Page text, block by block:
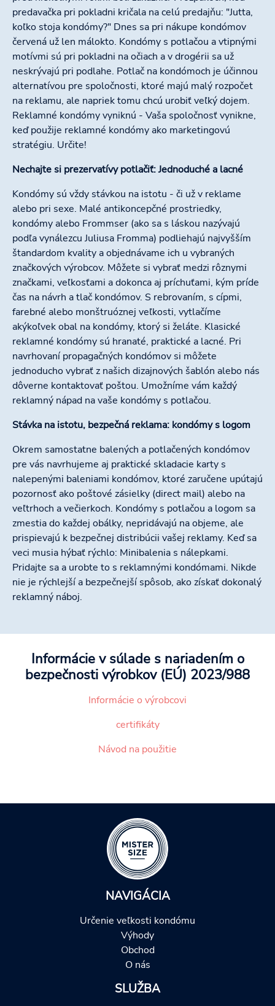
predavačka pri pokladni kričala na celú predajňu: "Jutta,
koľko stoja kondómy?" Dnes sa pri nákupe kondómov
červená už len málokto. Kondómy s potlačou a vtipnými
motívmi sú pri pokladni na očiach a v drogérii sa už
neskrývajú pri podlahe. Potlač na kondómoch je účinnou
alternatívou pre spoločnosti, ktoré majú malý rozpočet
na reklamu, ale napriek tomu chcú urobiť veľký dojem.
Reklamné kondómy vyniknú - Vaša spoločnosť vynikne,
keď použije reklamné kondómy ako marketingovú
stratégiu. Určite!
Nechajte si prezervatívy potlačiť: Jednoduché a lacné
Kondómy sú vždy stávkou na istotu - či už v reklame
alebo pri sexe. Malé antikoncepčné prostriedky,
kondómy alebo Frommser (ako sa s láskou nazývajú
podľa vynálezcu Juliusa Fromma) podliehajú najvyšším
štandardom kvality a objednávame ich u vybraných
značkových výrobcov. Môžete si vybrať medzi rôznymi
značkami, veľkosťami a dokonca aj príchuťami, kým príde
čas na návrh a tlač kondómov. S rebrovaním, s cípmi,
farebné alebo monštruóznej veľkosti, vytlačíme
akýkoľvek obal na kondómy, ktorý si želáte. Klasické
reklamné kondómy sú hranaté, praktické a lacné. Pri
navrhovaní propagačných kondómov si môžete
jednoducho vybrať z našich dizajnových šablón alebo nás
dôverne kontaktovať poštou. Umožníme vám každý
reklamný nápad na vaše kondómy s potlačou.
Stávka na istotu, bezpečná reklama: kondómy s logom
Okrem samostatne balených a potlačených kondómov
pre vás navrhujeme aj praktické skladacie karty s
nalepenými baleniami kondómov, ktoré zaručene upútajú
pozornosť ako poštové zásielky (direct mail) alebo na
veľtrhoch a večierkoch. Kondómy s potlačou a logom sa
zmestia do každej obálky, nepridávajú na objeme, ale
prispievajú k bezpečnej distribúcii vašej reklamy. Keď sa
veci musia hýbať rýchlo: Minibalenia s nálepkami.
Pridajte sa a urobte to s reklamnými kondómami. Nikde
nie je rýchlejší a bezpečnejší spôsob, ako získať dokonalý
reklamný náboj.
Informácie v súlade s nariadením o
bezpečnosti výrobkov (EÚ) 2023/988
Informácie o výrobcovi
certifikáty
Návod na použitie
NAVIGÁCIA
Určenie veľkosti kondómu
Výhody
Obchod
O nás
SLUŽBA